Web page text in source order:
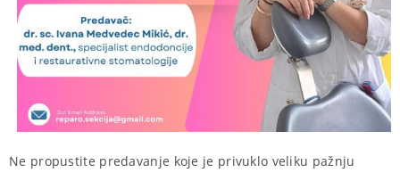
Ne propustite predavanje koje je privuklo veliku pažnju